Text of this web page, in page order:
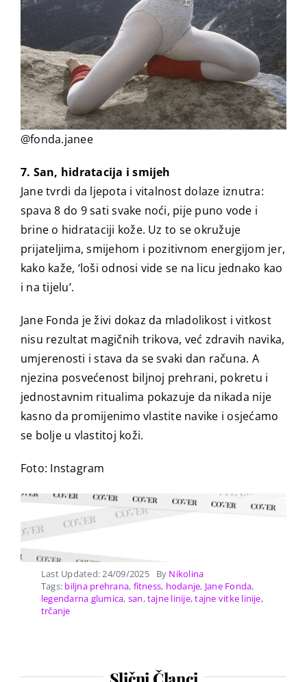
@fonda.janee
7. San, hidratacija i smijeh
Jane tvrdi da ljepota i vitalnost dolaze iznutra:
spava 8 do 9 sati svake noći, pije puno vode i
brine o hidrataciji kože. Uz to se okružuje
prijateljima, smijehom i pozitivnom energijom jer,
kako kaže, ‘loši odnosi vide se na licu jednako kao
i na tijelu’.
Jane Fonda je živi dokaz da mladolikost i vitkost
nisu rezultat magičnih trikova, već zdravih navika,
umjerenosti i stava da se svaki dan računa. A
njezina posvećenost biljnoj prehrani, pokretu i
jednostavnim ritualima pokazuje da nikada nije
kasno da promijenimo vlastite navike i osjećamo
se bolje u vlastitoj koži.
Foto: Instagram
Last Updated: 24/09/2025 By Nikolina
Tags: biljna prehrana, fitness, hodanje, Jane Fonda,
legendarna glumica, san,tajne linije,tajne vitke linije,
trčanje